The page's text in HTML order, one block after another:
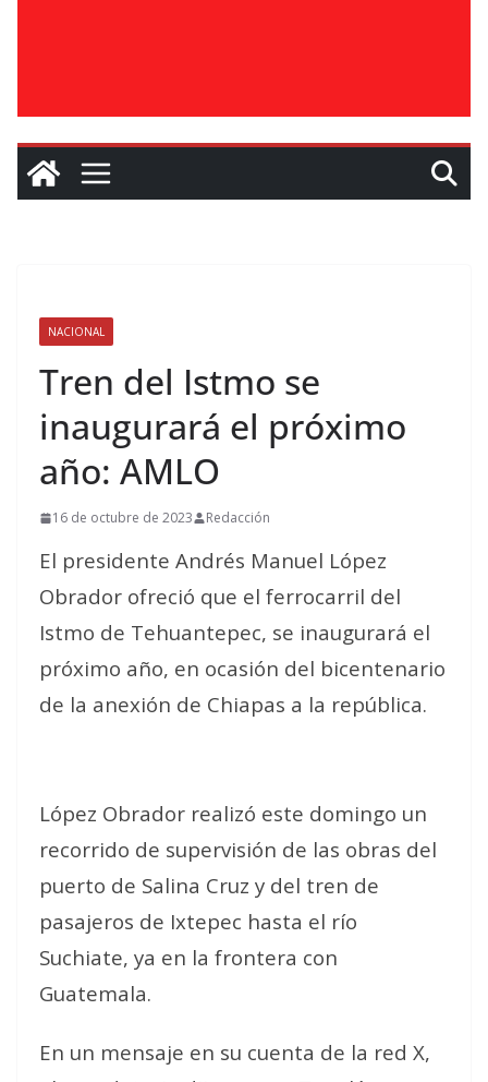
NACIONAL
Tren del Istmo se
inaugurará el próximo
año: AMLO
16 de octubre de 2023 Redacción
El presidente Andrés Manuel López
Obrador ofreció que el ferrocarril del
Istmo de Tehuantepec, se inaugurará el
próximo año, en ocasión del bicentenario
de la anexión de Chiapas a la república.
López Obrador realizó este domingo un
recorrido de supervisión de las obras del
puerto de Salina Cruz y del tren de
pasajeros de Ixtepec hasta el río
Suchiate, ya en la frontera con
Guatemala.
En un mensaje en su cuenta de la red X,